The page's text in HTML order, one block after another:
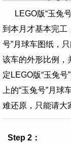
LEGO版“玉兔号
到本月才基本完工
号”月球车图纸，
该车的外形比例，
定 LEGO版“玉兔
上的“玉兔号”月球
难还原，只能请大
Step 2：